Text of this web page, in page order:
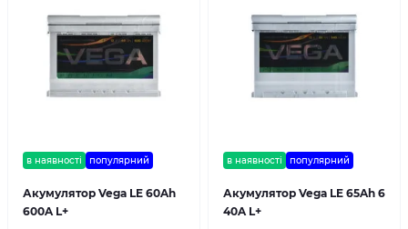
в наявності популярний
Акумулятор Vega LE 60Ah
600A L+
в наявності популярний
Акумулятор Vega LE 65Ah 6
40A L+